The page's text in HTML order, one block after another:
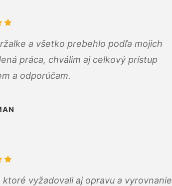
a všetko prebehlo podľa mojich
práca, chválim aj celkový prístup
a odporúčam.
vyžadovali aj opravu a vyrovnanie